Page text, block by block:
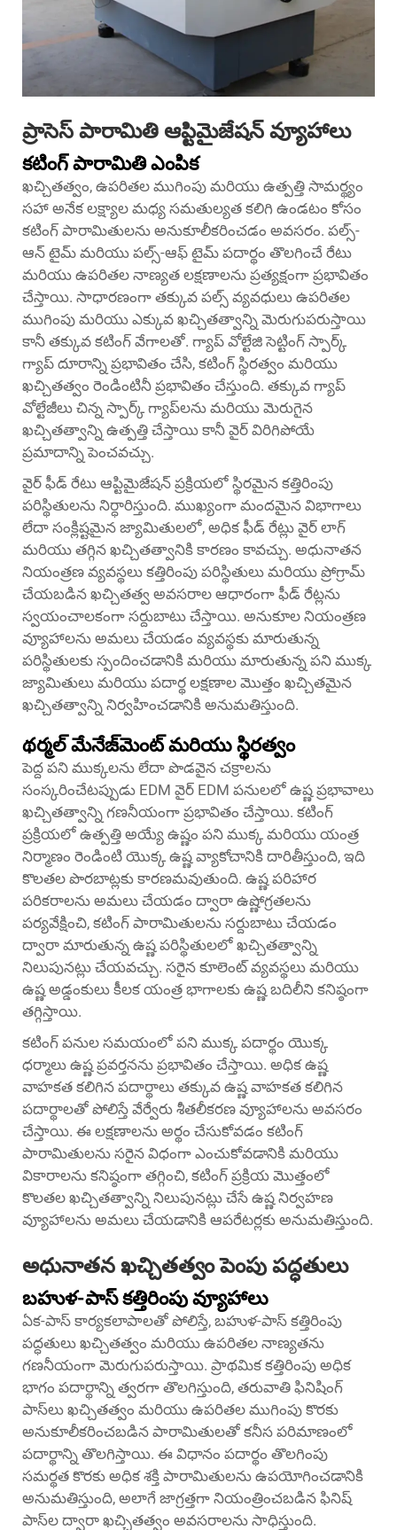
ప్రాసెస్ పారామితి ఆప్టిమైజేషన్ వ్యూహాలు
కటింగ్ పారామితి ఎంపిక
ఖచ్చితత్వం, ఉపరితల ముగింపు మరియు ఉత్పత్తి సామర్థ్యం
సహా అనేక లక్ష్యాల మధ్య సమతుల్యత కలిగి ఉండటం కోసం
కటింగ్ పారామితులను అనుకూలీకరించడం అవసరం. పల్స్-
ఆన్ టైమ్ మరియు పల్స్-ఆఫ్ టైమ్ పదార్థం తొలగించే రేటు
మరియు ఉపరితల నాణ్యత లక్షణాలను ప్రత్యక్షంగా ప్రభావితం
చేస్తాయి. సాధారణంగా తక్కువ పల్స్ వ్యవధులు ఉపరితల
ముగింపు మరియు ఎక్కువ ఖచ్చితత్వాన్ని మెరుగుపరుస్తాయి
కానీ తక్కువ కటింగ్ వేగాలతో. గ్యాప్ వోల్టేజి సెట్టింగ్ స్పార్క్
గ్యాప్ దూరాన్ని ప్రభావితం చేసి, కటింగ్ స్థిరత్వం మరియు
ఖచ్చితత్వం రెండింటినీ ప్రభావితం చేస్తుంది. తక్కువ గ్యాప్
వోల్టేజీలు చిన్న స్పార్క్ గ్యాప్‌లను మరియు మెరుగైన
ఖచ్చితత్వాన్ని ఉత్పత్తి చేస్తాయి కానీ వైర్ విరిగిపోయే
ప్రమాదాన్ని పెంచవచ్చు.
వైర్ ఫీడ్ రేటు ఆప్టిమైజేషన్ ప్రక్రియలో స్థిరమైన కత్తిరింపు
పరిస్థితులను నిర్ధారిస్తుంది. ముఖ్యంగా మందమైన విభాగాలు
లేదా సంక్లిష్టమైన జ్యామితులలో, అధిక ఫీడ్ రేట్లు వైర్ లాగ్
మరియు తగ్గిన ఖచ్చితత్వానికి కారణం కావచ్చు. అధునాతన
నియంత్రణ వ్యవస్థలు కత్తిరింపు పరిస్థితులు మరియు ప్రోగ్రామ్
చేయబడిన ఖచ్చితత్వ అవసరాల ఆధారంగా ఫీడ్ రేట్లను
స్వయంచాలకంగా సర్దుబాటు చేస్తాయి. అనుకూల నియంత్రణ
వ్యూహాలను అమలు చేయడం వ్యవస్థకు మారుతున్న
పరిస్థితులకు స్పందించడానికి మరియు మారుతున్న పని ముక్క
జ్యామితులు మరియు పదార్థ లక్షణాల మొత్తం ఖచ్చితమైన
ఖచ్చితత్వాన్ని నిర్వహించడానికి అనుమతిస్తుంది.
థర్మల్ మేనేజ్‌మెంట్ మరియు స్థిరత్వం
పెద్ద పని ముక్కలను లేదా పొడవైన చక్రాలను
సంస్కరించేటప్పుడు EDM వైర్ EDM పనులలో ఉష్ణ ప్రభావాలు
ఖచ్చితత్వాన్ని గణనీయంగా ప్రభావితం చేస్తాయి. కటింగ్
ప్రక్రియలో ఉత్పత్తి అయ్యే ఉష్ణం పని ముక్క మరియు యంత్ర
నిర్మాణం రెండింటి యొక్క ఉష్ణ వ్యాకోచానికి దారితీస్తుంది, ఇది
కొలతల పొరబాట్లకు కారణమవుతుంది. ఉష్ణ పరిహార
పరికరాలను అమలు చేయడం ద్వారా ఉష్ణోగ్రతలను
పర్యవేక్షించి, కటింగ్ పారామితులను సర్దుబాటు చేయడం
ద్వారా మారుతున్న ఉష్ణ పరిస్థితులలో ఖచ్చితత్వాన్ని
నిలుపునట్లు చేయవచ్చు. సరైన కూలెంట్ వ్యవస్థలు మరియు
ఉష్ణ అడ్డంకులు కీలక యంత్ర భాగాలకు ఉష్ణ బదిలీని కనిష్ఠంగా
తగ్గిస్తాయి.
కటింగ్ పనుల సమయంలో పని ముక్క పదార్థం యొక్క
ధర్మాలు ఉష్ణ ప్రవర్తనను ప్రభావితం చేస్తాయి. అధిక ఉష్ణ
వాహకత కలిగిన పదార్థాలు తక్కువ ఉష్ణ వాహకత కలిగిన
పదార్థాలతో పోలిస్తే వేర్వేరు శీతలీకరణ వ్యూహాలను అవసరం
చేస్తాయి. ఈ లక్షణాలను అర్థం చేసుకోవడం కటింగ్
పారామితులను సరైన విధంగా ఎంచుకోవడానికి మరియు
వికారాలను కనిష్ఠంగా తగ్గించి, కటింగ్ ప్రక్రియ మొత్తంలో
కొలతల ఖచ్చితత్వాన్ని నిలుపునట్లు చేసే ఉష్ణ నిర్వహణ
వ్యూహాలను అమలు చేయడానికి ఆపరేటర్లకు అనుమతిస్తుంది.
అధునాతన ఖచ్చితత్వం పెంపు పద్ధతులు
బహుళ-పాస్ కత్తిరింపు వ్యూహాలు
ఏక-పాస్ కార్యకలాపాలతో పోలిస్తే, బహుళ-పాస్ కత్తిరింపు
పద్ధతులు ఖచ్చితత్వం మరియు ఉపరితల నాణ్యతను
గణనీయంగా మెరుగుపరుస్తాయి. ప్రాథమిక కత్తిరింపు అధిక
భాగం పదార్థాన్ని త్వరగా తొలగిస్తుంది, తరువాతి ఫినిషింగ్
పాస్‌లు ఖచ్చితత్వం మరియు ఉపరితల ముగింపు కొరకు
అనుకూలీకరించబడిన పారామితులతో కనీస పరిమాణంలో
పదార్థాన్ని తొలగిస్తాయి. ఈ విధానం పదార్థం తొలగింపు
సమర్థత కొరకు అధిక శక్తి పారామితులను ఉపయోగించడానికి
అనుమతిస్తుంది, అలాగే జాగ్రత్తగా నియంత్రించబడిన ఫినిష్
పాస్‌ల ద్వారా ఖచ్చితత్వం అవసరాలను సాధిస్తుంది.